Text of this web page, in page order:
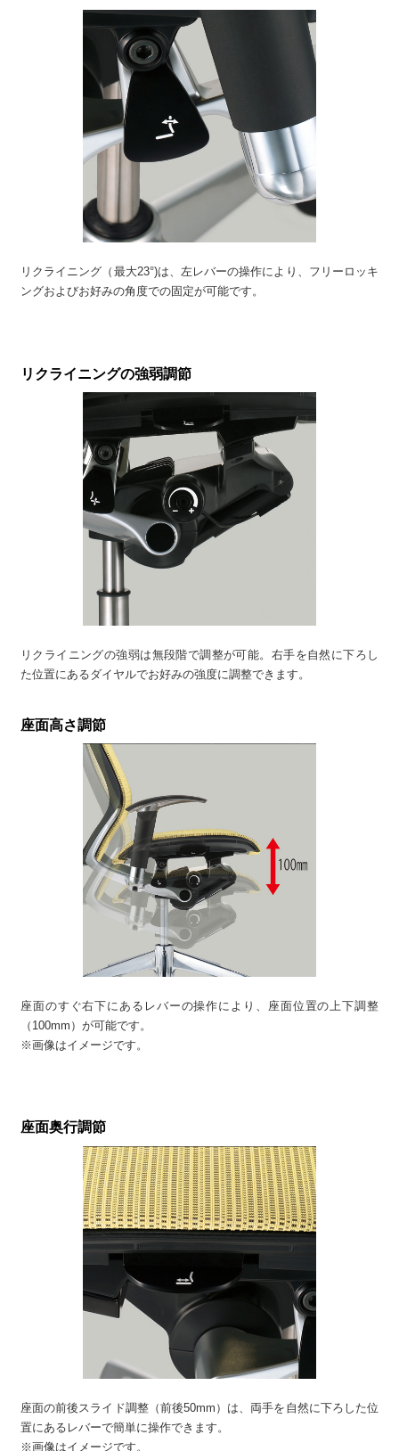
リクライニング（最大23°)は、左レバーの操作により、フリーロッキ
ングおよびお好みの角度での固定が可能です。
リクライニングの強弱調節
リクライニングの強弱は無段階で調整が可能。右手を自然に下ろし
た位置にあるダイヤルでお好みの強度に調整できます。
座面高さ調節
座面のすぐ右下にあるレバーの操作により、座面位置の上下調整
（100mm）が可能です。
※画像はイメージです。
座面奥行調節
座面の前後スライド調整（前後50mm）は、両手を自然に下ろした位
置にあるレバーで簡単に操作できます。
※画像はイメージです。